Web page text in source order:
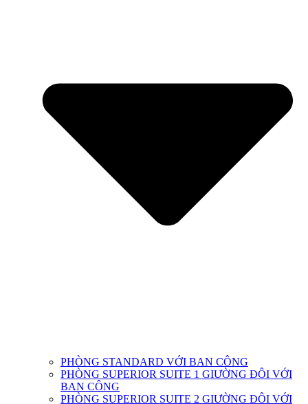
PHÒNG STANDARD VỚI BAN CÔNG
PHÒNG SUPERIOR SUITE 1 GIƯỜNG ĐÔI VỚI
BAN CÔNG
PHÒNG SUPERIOR SUITE 2 GIƯỜNG ĐÔI VỚI